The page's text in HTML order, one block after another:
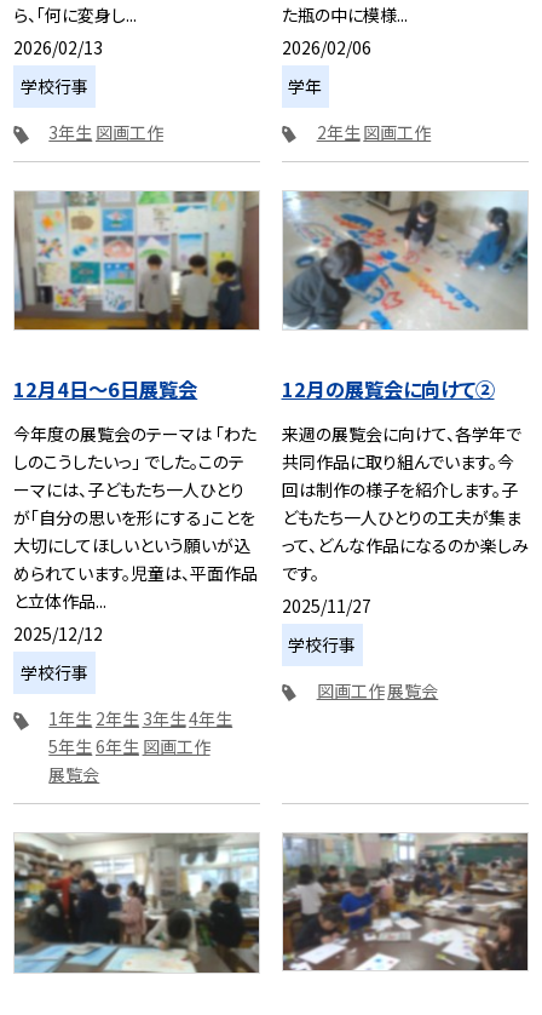
ら、「何に変身し...
2026/02/13
学校行事
3年生 図画工作
た瓶の中に模様...
2026/02/06
学年
2年生図画工作
12月4日～6日展覧会
今年度の展覧会のテーマは 「わた
しのこうしたいっ」 でした。このテ
ーマには、子どもたち一人ひとり
が「自分の思いを形にする」ことを
大切にしてほしいという願いが込
められています。児童は、平面作品
と立体作品...
2025/12/12
学校行事
1年生 2年生 3年生4年生
5年生6年生 図画工作
展覧会
12月の展覧会に向けて②
来週の展覧会に向けて、各学年で
共同作品に取り組んでいます。今
回は制作の様子を紹介します。子
どもたち一人ひとりの工夫が集ま
って、どんな作品になるのか楽しみ
です。
2025/11/27
学校行事
図画工作展覧会